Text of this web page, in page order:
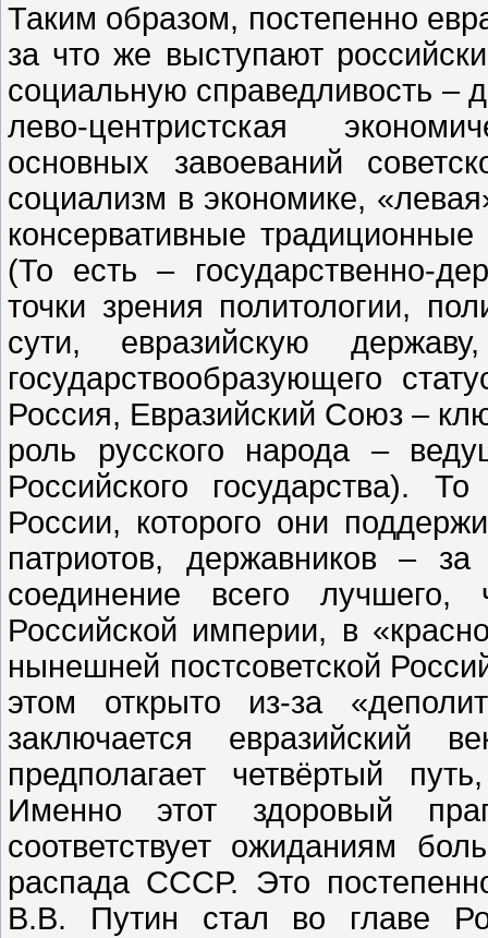
Таким образом, постепенно
за что же выступают
социальную справедливость –
лево-центристская
основных завоеваний
социализм в экономике,
консервативные
(То есть – государственно-
точки зрения политологии,
сути, евразийскую
государствообразующего
Россия, Евразийский Союз –
роль русского народа –
Российского государства).
России, которого они
патриотов, державников –
соединение всего
Российской империи, в
нынешней постсоветской
этом открыто из-за
заключается
предполагает четвёртый
Именно этот здоровый
соответствует ожиданиям
распада СССР. Это
В.В. Путин стал во главе